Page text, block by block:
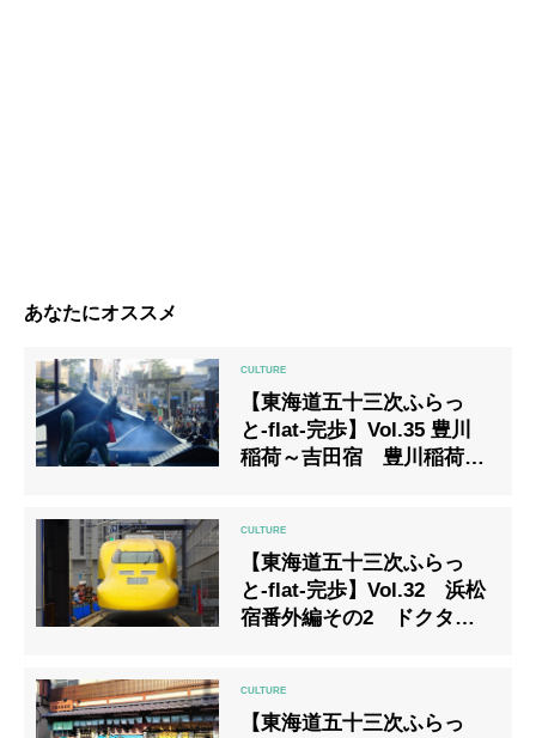
あなたにオススメ
【東海道五十三次ふらっ
と-flat-完歩】Vol.35 豊川
稲荷～吉田宿 豊川稲荷の
【東海道五十三次ふらっ
と-flat-完歩】Vol.32 浜松
宿番外編その2 ドクター
【東海道五十三次ふらっ